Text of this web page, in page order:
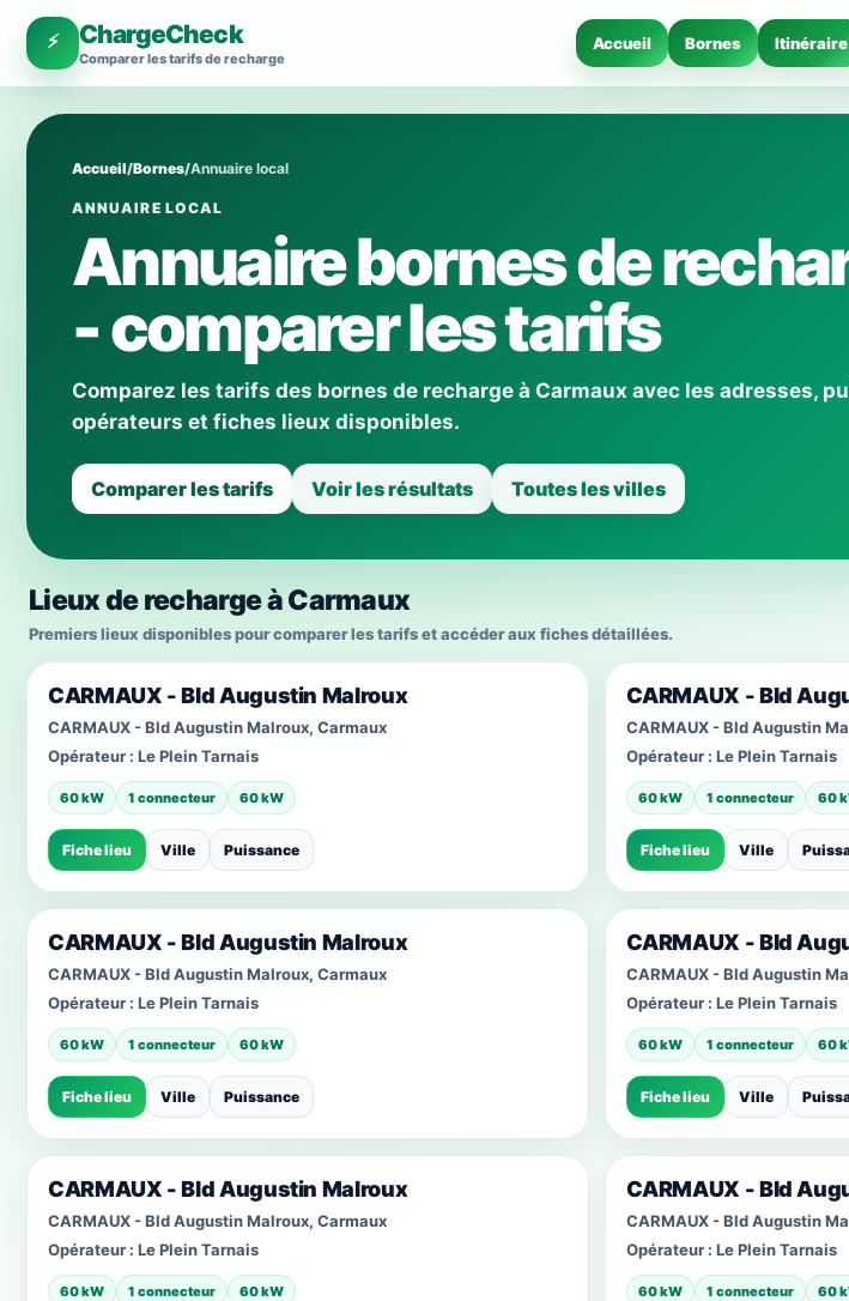
⚡ ChargeCheck
Comparer les tarifs de recharge
Accueil Bornes Itinéraire
Accueil/Bornes/Annuaire local
ANNUAIRE LOCAL
Annuaire bornes de
- comparer les tarifs
Comparez les tarifs des bornes de recharge à Carmaux avec les adresses,
opérateurs et fiches lieux disponibles.
Comparer les tarifs Voir les résultats Toutes les villes
Lieux de recharge à Carmaux
Premiers lieux disponibles pour comparer les tarifs et accéder aux fiches détaillées.
CARMAUX - Bld Augustin Malroux
CARMAUX - Bld Augustin Malroux, Carmaux
Opérateur : Le Plein Tarnais
60 kW 1 connecteur 60 kW
Fiche lieu Ville Puissance
CARMAUX - Bld
CARMAUX - Bld Augustin
Opérateur : Le Plein Tarnais
60 kW 1 connecteur 60
Fiche lieu Ville
CARMAUX - Bld Augustin Malroux
CARMAUX - Bld Augustin Malroux, Carmaux
Opérateur : Le Plein Tarnais
60 kW 1 connecteur 60 kW
Fiche lieu Ville Puissance
CARMAUX - Bld
CARMAUX - Bld Augustin
Opérateur : Le Plein Tarnais
60 kW 1 connecteur 60
Fiche lieu Ville
CARMAUX - Bld Augustin Malroux
CARMAUX - Bld Augustin Malroux, Carmaux
Opérateur : Le Plein Tarnais
60 kW 1 connecteur 60 kW
CARMAUX - Bld
CARMAUX - Bld Augustin
Opérateur : Le Plein Tarnais
60 kW 1 connecteur 60